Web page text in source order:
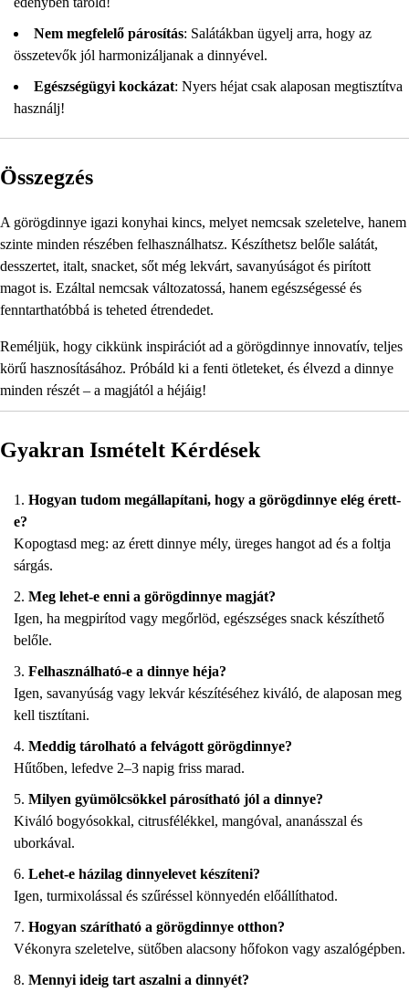
Nem megfelelő párosítás: Salátákban ügyelj arra, hogy az
összetevők jól harmonizáljanak a dinnyével.
Egészségügyi kockázat: Nyers héjat csak alaposan megtisztítva
használj!
Összegzés
A görögdinnye igazi konyhai kincs, melyet nemcsak szeletelve, hanem
szinte minden részében felhasználhatsz. Készíthetsz belőle salátát,
desszertet, italt, snacket, sőt még lekvárt, savanyúságot és pirított
magot is. Ezáltal nemcsak változatossá, hanem egészségessé és
fenntarthatóbbá is teheted étrendedet.
Reméljük, hogy cikkünk inspirációt ad a görögdinnye innovatív, teljes
körű hasznosításához. Próbáld ki a fenti ötleteket, és élvezd a dinnye
minden részét – a magjától a héjáig!
Gyakran Ismételt Kérdések
Hogyan tudom megállapítani, hogy a görögdinnye elég érett-
e?
Kopogtasd meg: az érett dinnye mély, üreges hangot ad és a foltja
sárgás.
Meg lehet-e enni a görögdinnye magját?
Igen, ha megpirítod vagy megőrlöd, egészséges snack készíthető
belőle.
Felhasználható-e a dinnye héja?
Igen, savanyúság vagy lekvár készítéséhez kiváló, de alaposan meg
kell tisztítani.
Meddig tárolható a felvágott görögdinnye?
Hűtőben, lefedve 2–3 napig friss marad.
Milyen gyümölcsökkel párosítható jól a dinnye?
Kiváló bogyósokkal, citrusfélékkel, mangóval, ananásszal és
uborkával.
Lehet-e házilag dinnyelevet készíteni?
Igen, turmixolással és szűréssel könnyedén előállíthatod.
Hogyan szárítható a görögdinnye otthon?
Vékonyra szeletelve, sütőben alacsony hőfokon vagy aszalógépben.
Mennyi ideig tart aszalni a dinnyét?